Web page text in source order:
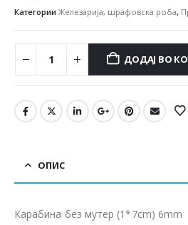
Категории Железарија, шрафовска роба,
ДОДАЈ ВО
ОПИС
Карабина без мутер (1*7cm) 6mm